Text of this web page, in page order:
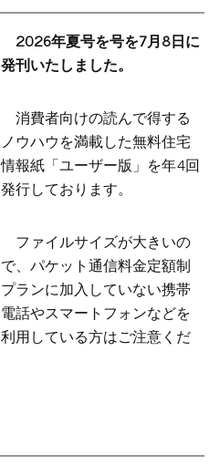
2026年夏号を号を7月8日に
発刊いたしました。
消費者向けの読んで得する
ノウハウを満載した無料住宅
情報紙「ユーザー版」を年4回
発行しております。
ファイルサイズが大きいの
で、パケット通信料金定額制
プランに加入していない携帯
電話やスマートフォンなどを
利用している方はご注意くだ